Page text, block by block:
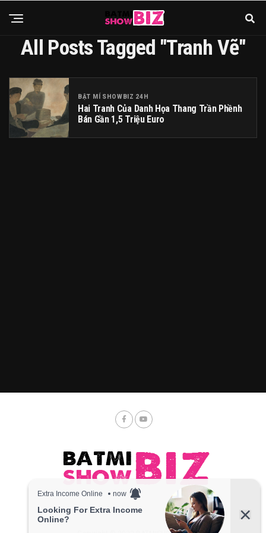
All Posts Tagged "tranh Vẽ"
BẬT MÍ SHOWBIZ 24H
Hai Tranh Của Danh Họa Thang Trần Phềnh
Bán Gần 1,5 Triệu Euro